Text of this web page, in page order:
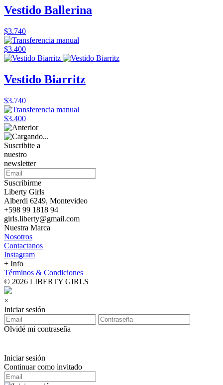
Vestido Ballerina
$3.740
$3.400
Vestido Biarritz
$3.740
$3.400
Suscribite a
nuestro
newsletter
Suscribirme
Liberty Girls
Alberdi 6249, Montevideo
+598 99 1818 94
girls.liberty@gmail.com
Nuestra Marca
Nosotros
Contactanos
Instagram
+ Info
Términos & Condiciones
© 2026 LIBERTY GIRLS
×
Iniciar sesión
Olvidé mi contraseña
Iniciar sesión
Continuar como invitado